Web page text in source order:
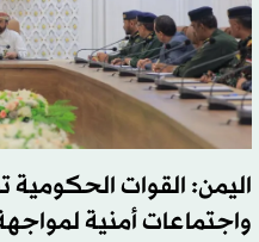
اليمن: القوات
واجتماعات أمنية